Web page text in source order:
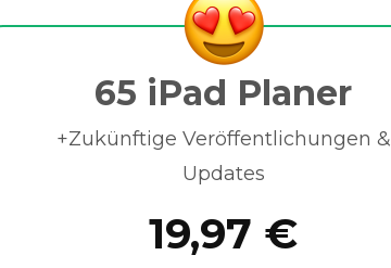
65 iPad Planer
+Zukünftige Veröffentlichungen &
Updates
19,97 €